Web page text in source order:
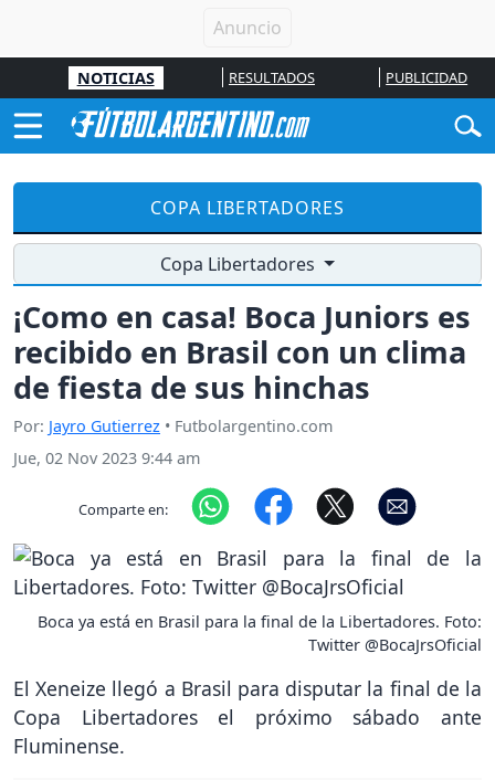
NOTICIAS RESULTADOS PUBLICIDAD
COPA LIBERTADORES
Copa Libertadores
¡Como en casa! Boca Juniors es
recibido en Brasil con un clima
de fiesta de sus hinchas
Por: Jayro Gutierrez • Futbolargentino.com
Jue, 02 Nov 2023 9:44 am
Comparte en:
Boca ya está en Brasil para la final de la Libertadores. Foto:
Twitter @BocaJrsOficial
El Xeneize llegó a Brasil para disputar la final de la
Copa Libertadores el próximo sábado ante
Fluminense.